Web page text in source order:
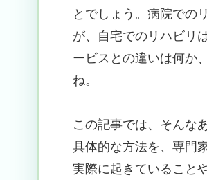
とでしょう。病院での
が、自宅でのリハビリ
ービスとの違いは何か
ね。
この記事では、そんな
具体的な方法を、専門
実際に起きていること